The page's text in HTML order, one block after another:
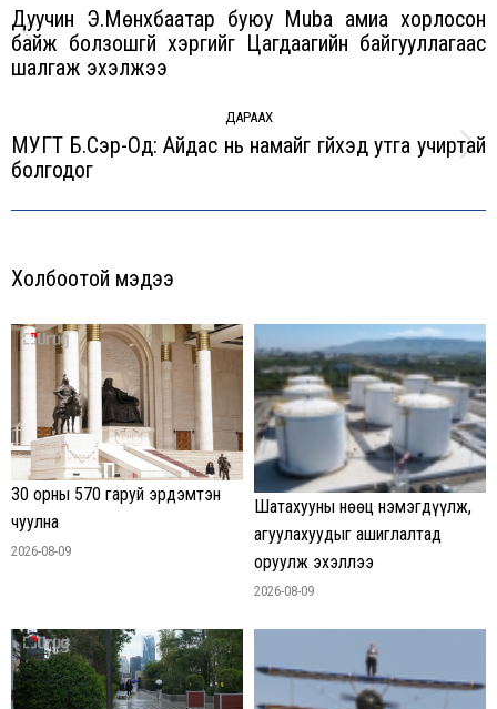
Previous
Дуучин Э.Мөнхбаатар буюу Muba амиа хорлосон
байж болзошгүй хэргийг Цагдаагийн байгууллагаас
шалгаж эхэлжээ
ДАРААХ
Next
МУГТ Б.Сэр-Од: Айдас нь намайг гүйхэд утга учиртай
болгодог
Холбоотой мэдээ
30 орны 570 гаруй эрдэмтэн
чуулна
2026-08-09
Шатахууны нөөц нэмэгдүүлж,
агуулахуудыг ашиглалтад
оруулж эхэллээ
2026-08-09